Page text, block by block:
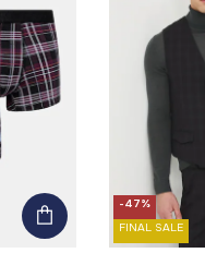
-47%
FINAL SALE